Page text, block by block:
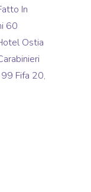
In
60
Ostia
Fifa 20,